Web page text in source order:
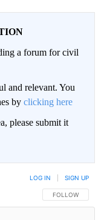
a forum for civil
and relevant. You
by clicking here
please submit it
FOLLOW THIS
FOLLOW
LOG IN SIGN UP